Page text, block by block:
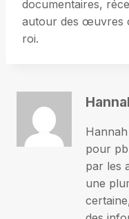
documentaires,
autour des œuvres
roi.
pour
par les
une